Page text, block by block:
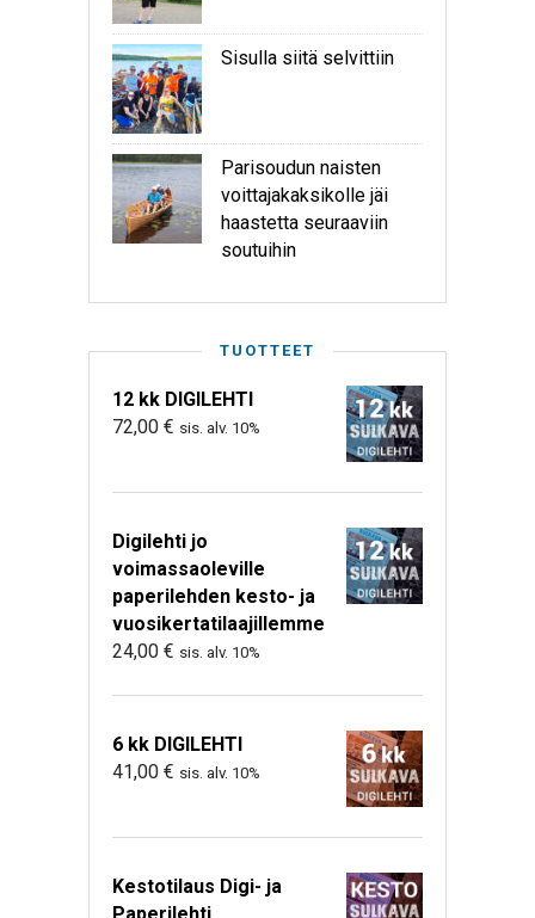
Sisulla siitä selvittiin
Parisoudun naisten
voittajakaksikolle jäi
haastetta seuraaviin
soutuihin
TUOTTEET
12 kk DIGILEHTI
72,00 € sis. alv. 10%
Digilehti jo
voimassaoleville
paperilehden kesto- ja
vuosikertatilaajillemme
24,00 € sis. alv. 10%
6 kk DIGILEHTI
41,00 € sis. alv. 10%
Kestotilaus Digi- ja